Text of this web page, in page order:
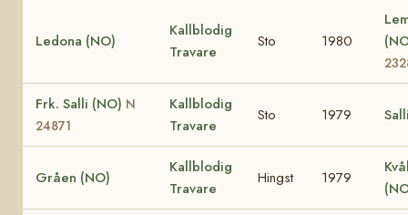
Ledona (NO)
Kallblodig
Travare
Sto 1980
Frk. Salli (NO) N
24871
Kallblodig
Travare
Sto 1979
Gråen (NO)
Kallblodig
Travare
Hingst 1979